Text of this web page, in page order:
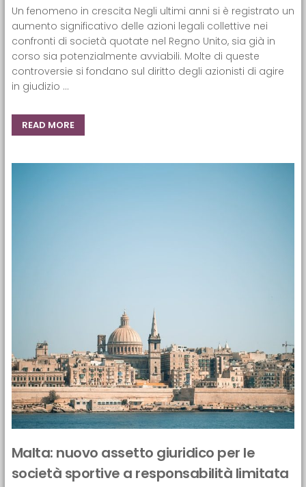
Un fenomeno in crescita Negli ultimi anni si è registrato un
aumento significativo delle azioni legali collettive nei
confronti di società quotate nel Regno Unito, sia già in
corso sia potenzialmente avviabili. Molte di queste
controversie si fondano sul diritto degli azionisti di agire
in giudizio ...
READ MORE
Malta: nuovo assetto giuridico per le
società sportive a responsabilità limitata